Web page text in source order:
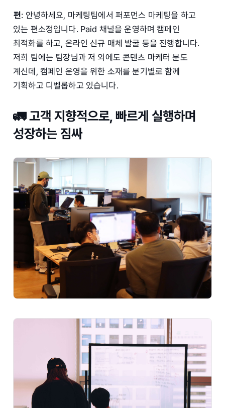
편: 안녕하세요, 마케팅팀에서 퍼포먼스 마케팅을 하고
있는 편소정입니다. Paid 채널을 운영하며 캠페인
최적화를 하고, 온라인 신규 매체 발굴 등을 진행합니다.
저희 팀에는 팀장님과 저 외에도 콘텐츠 마케터 분도
계신데, 캠페인 운영을 위한 소재를 분기별로 함께
기획하고 디벨롭하고 있습니다.
🚛 고객 지향적으로, 빠르게 실행하며
성장하는 짐싸